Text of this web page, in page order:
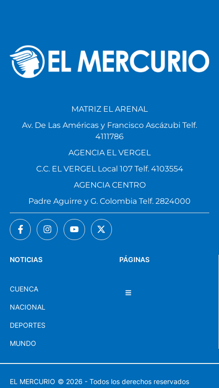
PÁGINAS
NOTICIAS
CUENCA
NACIONAL
DEPORTES
MUNDO
MATRIZ EL ARENAL
Av. De Las Américas y Francisco Ascázubi Telf.
4111786
AGENCIA EL VERGEL
C.C. EL VERGEL Local 107 Telf. 4103554
AGENCIA CENTRO
Padre Aguirre y G. Colombia Telf. 2824000
EL MERCURIO © 2026 - Todos los derechos reservados